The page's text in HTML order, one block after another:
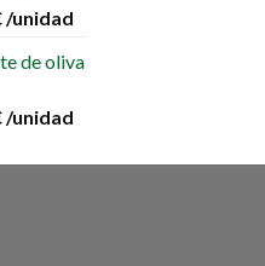
/unidad
de oliva
/unidad